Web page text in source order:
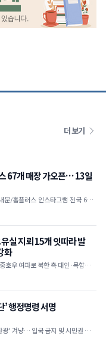
더 보기
67개 매장 가오픈… 13일
플러스 인스타그램 전국 67개
점검 착수 12일까지 미비점 보완
실 지뢰 15개 잇따라 발
화
우 여파로 북한 측 대인·목함지뢰
으로 발견… 인명 피해는 없어 강화
’ 행정명령 서명
’ 겨냥… 입국 금지 및 시민권 부여
생 자녀도 대상&he